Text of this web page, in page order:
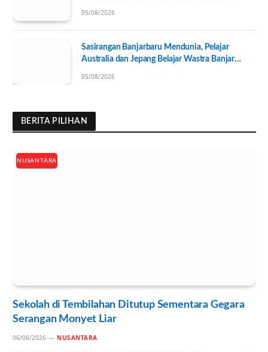
05/08/2026
Sasirangan Banjarbaru Mendunia, Pelajar
Australia dan Jepang Belajar Wastra Banjar
05/08/2026
BERITA PILIHAN
NUSANTARA
Sekolah di Tembilahan Ditutup Sementara Gegara
Serangan Monyet Liar
06/08/2026 NUSANTARA